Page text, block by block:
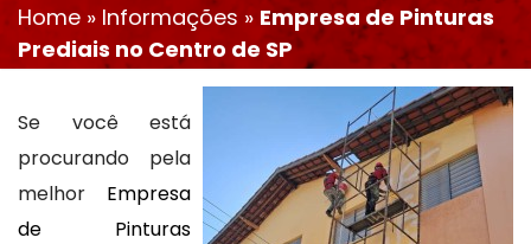
Home » Informações » Empresa de Pinturas
Prediais no Centro de SP
Se você está
procurando pela
melhor Empresa
de Pinturas